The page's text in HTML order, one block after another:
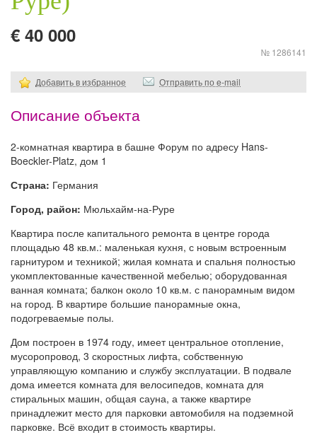
€ 40 000
№ 1286141
Добавить в избранное Отправить по e-mail
Описание объекта
2-комнатная квартира в башне Форум по адресу Hans-
Boeckler-Platz, дом 1
Страна: Германия
Город, район: Мюльхайм-на-Руре
Квартира после капитального ремонта в центре города
площадью 48 кв.м.: маленькая кухня, с новым встроенным
гарнитуром и техникой; жилая комната и спальня полностью
укомплектованные качественной мебелью; оборудованная
ванная комната; балкон около 10 кв.м. с панорамным видом
на город. В квартире большие панорамные окна,
подогреваемые полы.
Дом построен в 1974 году, имеет центральное отопление,
мусоропровод, 3 скоростных лифта, собственную
управляющую компанию и службу эксплуатации. В подвале
дома имеется комната для велосипедов, комната для
стиральных машин, общая сауна, а также квартире
принадлежит место для парковки автомобиля на подземной
парковке. Всё входит в стоимость квартиры.